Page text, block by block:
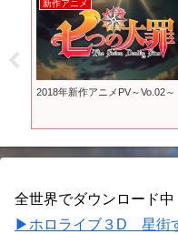
新作アニメ
2018年新作アニメPV～Vo.02～
全世界でダウンロード中
▶ホロライブ３D 星街